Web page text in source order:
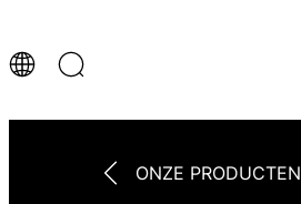
ONZE PRODUCTEN